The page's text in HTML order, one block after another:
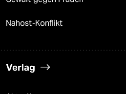
Nahost-Konflikt
Verlag